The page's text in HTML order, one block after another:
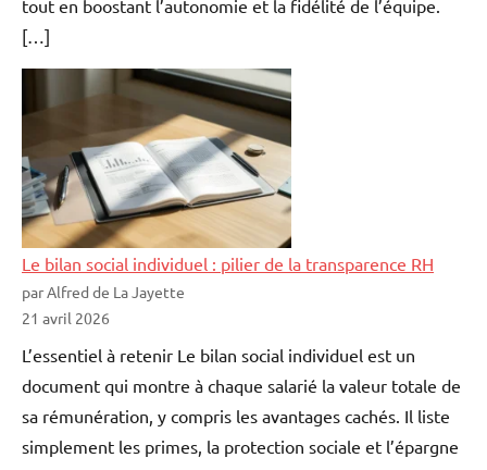
tout en boostant l’autonomie et la fidélité de l’équipe.
[…]
Le bilan social individuel : pilier de la transparence RH
par Alfred de La Jayette
21 avril 2026
L’essentiel à retenir Le bilan social individuel est un
document qui montre à chaque salarié la valeur totale de
sa rémunération, y compris les avantages cachés. Il liste
simplement les primes, la protection sociale et l’épargne